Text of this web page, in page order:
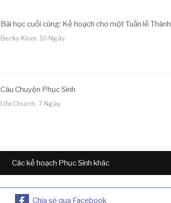
Bài học cuối cùng: Kế hoạch cho một Tuần lễ Thánh
Becky Kiser, 10 Ngày
Câu Chuyện Phục Sinh
Life.Church, 7 Ngày
Các kế hoạch Phục Sinh khác
Chia sẻ qua Facebook